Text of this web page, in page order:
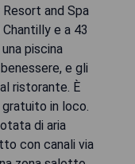
and Spa
e a 43
piscina
e gli
ristorante. È
in loco.
di aria
con canali via